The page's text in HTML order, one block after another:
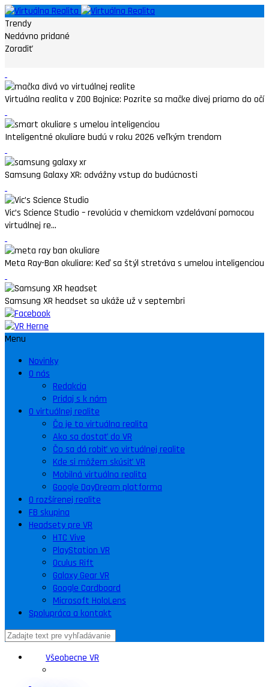
Trendy
Nedávno pridané
Zoradiť
Virtuálna realita v ZOO Bojnice: Pozrite sa mačke divej priamo do očí
Inteligentné okuliare budú v roku 2026 veľkým trendom
Samsung Galaxy XR: odvážny vstup do budúcnosti
Vic’s Science Studio – revolúcia v chemickom vzdelávaní pomocou
virtuálnej re...
Meta Ray-Ban okuliare: Keď sa štýl stretáva s umelou inteligenciou
Samsung XR headset sa ukáže už v septembri
Menu
Novinky
O nás
Redakcia
Pridaj s k nám
O virtuálnej realite
Čo je to virtuálna realita
Ako sa dostať do VR
Čo sa dá robiť vo virtuálnej realite
Kde si môžem skúsiť VR
Mobilná virtuálna realita
Google DayDream platforma
O rozšírenej realite
FB skupina
Headsety pre VR
HTC Vive
PlayStation VR
Oculus Rift
Galaxy Gear VR
Google Cardboard
Microsoft HoloLens
Spolupráca a kontakt
Všeobecne VR